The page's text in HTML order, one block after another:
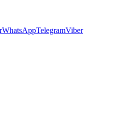
WhatsAppTelegramViber